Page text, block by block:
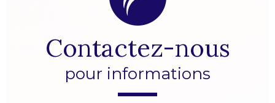
Contactez-nous
pour informations